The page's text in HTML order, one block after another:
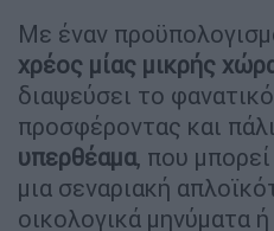
Με έναν
χρέος μίας μικρής
διαψεύσει το
προσφέροντας και πάλι
υπερθέαμα, που
μια σεναριακή
οικολογικά μηνύματα ή